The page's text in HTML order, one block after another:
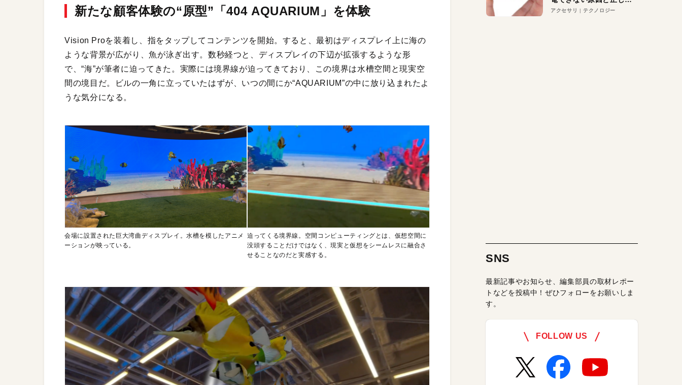
新たな顧客体験の“原型”「404 AQUARIUM」を体験
Vision Proを装着し、指をタップしてコンテンツを開始。すると、最初はディスプレイ上に海の
ような背景が広がり、魚が泳ぎ出す。数秒経つと、ディスプレイの下辺が拡張するような形
で、“海”が筆者に迫ってきた。実際には境界線が迫ってきており、この境界は水槽空間と現実空
間の境目だ。ビルの一角に立っていたはずが、いつの間にか“AQUARIUM”の中に放り込まれたよ
うな気分になる。
会場に設置された巨大湾曲ディスプレイ。水槽を模したアニメ
ーションが映っている。
迫ってくる境界線。空間コンピューティングとは、仮想空間に
没頭することだけではなく、現実と仮想をシームレスに融合さ
せることなのだと実感する。
対策
アクセサリ テクノロジー
SNS
最新記事やお知らせ、編集部員の取材レポー
トなどを投稿中！ぜひフォローをお願いしま
す。
FOLLOW US